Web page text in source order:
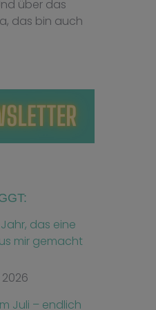
über das
das bin auch
Jahr, das eine
mir gemacht
Juli – endlich